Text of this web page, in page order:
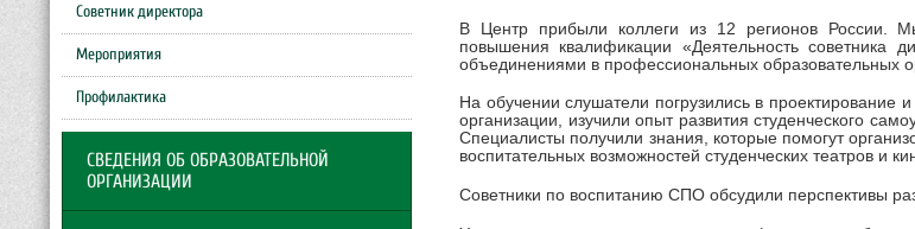
Советник директора
Мероприятия
Профилактика
СВЕДЕНИЯ ОБ ОБРАЗОВАТЕЛЬНОЙ
ОРГАНИЗАЦИИ
В Центр прибыли коллеги из 12 регионов России.
повышения квалификации «Деятельность советника
объединениями в профессиональных образовательных
На обучении слушатели погрузились в
организации, изучили опыт развития студенческого
Специалисты получили знания, которые помогут
воспитательных возможностей студенческих театров и
Советники по воспитанию СПО обсудили перспективы